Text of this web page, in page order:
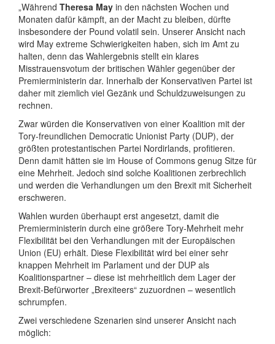
„Während Theresa May in den nächsten Wochen und
Monaten dafür kämpft, an der Macht zu bleiben, dürfte
insbesondere der Pound volatil sein. Unserer Ansicht nach
wird May extreme Schwierigkeiten haben, sich im Amt zu
halten, denn das Wahlergebnis stellt ein klares
Misstrauensvotum der britischen Wähler gegenüber der
Premierministerin dar. Innerhalb der Konservativen Partei ist
daher mit ziemlich viel Gezänk und Schuldzuweisungen zu
rechnen.
Zwar würden die Konservativen von einer Koalition mit der
Tory-freundlichen Democratic Unionist Party (DUP), der
größten protestantischen Partei Nordirlands, profitieren.
Denn damit hätten sie im House of Commons genug Sitze für
eine Mehrheit. Jedoch sind solche Koalitionen zerbrechlich
und werden die Verhandlungen um den Brexit mit Sicherheit
erschweren.
Wahlen wurden überhaupt erst angesetzt, damit die
Premierministerin durch eine größere Tory-Mehrheit mehr
Flexibilität bei den Verhandlungen mit der Europäischen
Union (EU) erhält. Diese Flexibilität wird bei einer sehr
knappen Mehrheit im Parlament und der DUP als
Koalitionspartner – diese ist mehrheitlich dem Lager der
Brexit-Befürworter „Brexiteers“ zuzuordnen – wesentlich
schrumpfen.
Zwei verschiedene Szenarien sind unserer Ansicht nach
möglich: